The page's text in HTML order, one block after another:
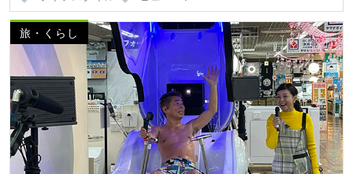
旅・くらし